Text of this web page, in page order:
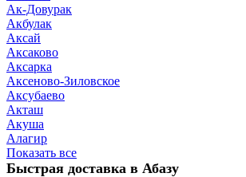
Ак-Довурак
Акбулак
Аксай
Аксаково
Аксарка
Аксеново-Зиловское
Аксубаево
Акташ
Акуша
Алагир
Показать все
Быстрая доставка в Абазу